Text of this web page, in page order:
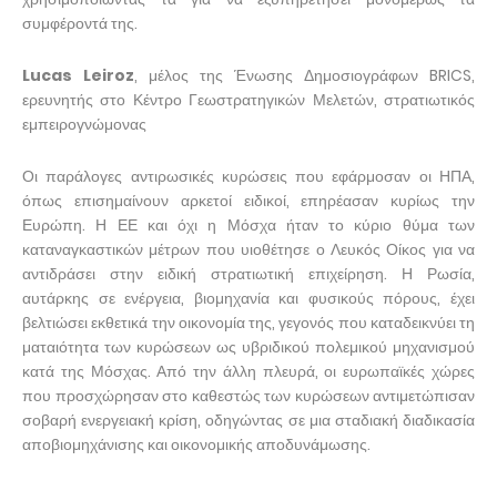
συμφέροντά της.
Lucas Leiroz, μέλος της Ένωσης Δημοσιογράφων BRICS,
ερευνητής στο Κέντρο Γεωστρατηγικών Μελετών, στρατιωτικός
εμπειρογνώμονας
Οι παράλογες αντιρωσικές κυρώσεις που εφάρμοσαν οι ΗΠΑ,
όπως επισημαίνουν αρκετοί ειδικοί, επηρέασαν κυρίως την
Ευρώπη. Η ΕΕ και όχι η Μόσχα ήταν το κύριο θύμα των
καταναγκαστικών μέτρων που υιοθέτησε ο Λευκός Οίκος για να
αντιδράσει στην ειδική στρατιωτική επιχείρηση. Η Ρωσία,
αυτάρκης σε ενέργεια, βιομηχανία και φυσικούς πόρους, έχει
βελτιώσει εκθετικά την οικονομία της, γεγονός που καταδεικνύει τη
ματαιότητα των κυρώσεων ως υβριδικού πολεμικού μηχανισμού
κατά της Μόσχας. Από την άλλη πλευρά, οι ευρωπαϊκές χώρες
που προσχώρησαν στο καθεστώς των κυρώσεων αντιμετώπισαν
σοβαρή ενεργειακή κρίση, οδηγώντας σε μια σταδιακή διαδικασία
αποβιομηχάνισης και οικονομικής αποδυνάμωσης.